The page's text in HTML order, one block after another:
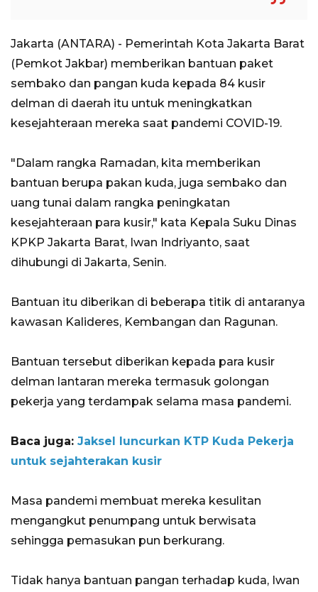
Jakarta (ANTARA) - Pemerintah Kota Jakarta Barat
(Pemkot Jakbar) memberikan bantuan paket
sembako dan pangan kuda kepada 84 kusir
delman di daerah itu untuk meningkatkan
kesejahteraan mereka saat pandemi COVID-19.
"Dalam rangka Ramadan, kita memberikan
bantuan berupa pakan kuda, juga sembako dan
uang tunai dalam rangka peningkatan
kesejahteraan para kusir," kata Kepala Suku Dinas
KPKP Jakarta Barat, Iwan Indriyanto, saat
dihubungi di Jakarta, Senin.
Bantuan itu diberikan di beberapa titik di antaranya
kawasan Kalideres, Kembangan dan Ragunan.
Bantuan tersebut diberikan kepada para kusir
delman lantaran mereka termasuk golongan
pekerja yang terdampak selama masa pandemi.
Baca juga: Jaksel luncurkan KTP Kuda Pekerja
untuk sejahterakan kusir
Masa pandemi membuat mereka kesulitan
mengangkut penumpang untuk berwisata
sehingga pemasukan pun berkurang.
Tidak hanya bantuan pangan terhadap kuda, Iwan